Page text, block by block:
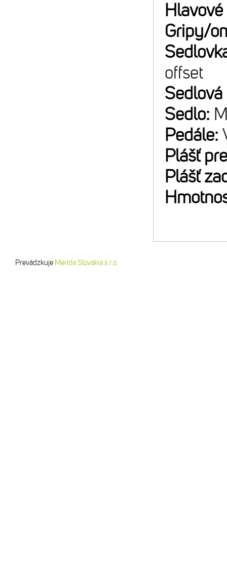
Gripy/
offset
Sedlo:
Pedále:
Plášť
Plášť
Prevádzkuje Merida Slovakia s.r.o.